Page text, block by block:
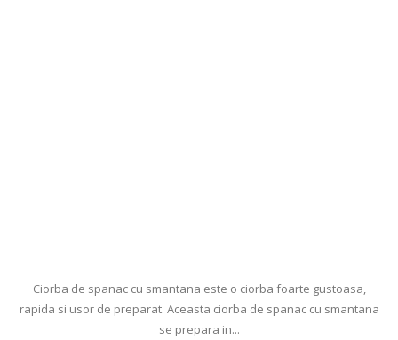
Ciorba de spanac cu smantana este o ciorba foarte gustoasa,
rapida si usor de preparat. Aceasta ciorba de spanac cu smantana
se prepara in...